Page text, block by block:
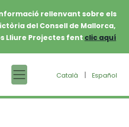
rellenvant sobre els
del Consell de Mallorca,
Lliure Projectes fent clic aquí
Català | Español